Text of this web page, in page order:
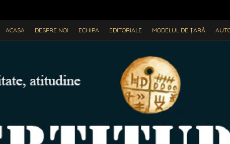
ACASA DESPRE NOI ECHIPA EDITORIALE MODELUL DE ȚARĂ